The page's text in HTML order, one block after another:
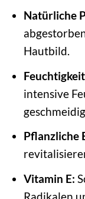
Natürliche
Hautbild.
intensive
geschmeidig.
Pflanzliche
Vitamin E:
Radikalen